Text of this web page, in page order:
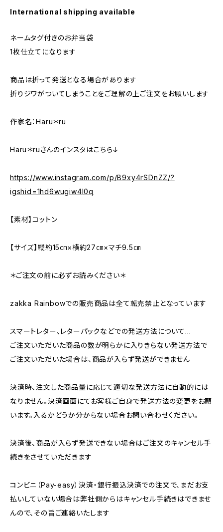
International shipping available
ネームタグ付きのお弁当袋
1枚仕立てになります
商品は折って発送となる場合があります
折りジワがついてしまうことをご理解の上ご注文をお願いします
作家名：Haru＊ru
Haru＊ruさんのインスタはこちら↓
https://www.instagram.com/p/B9xy4rSDnZZ/?
igshid=1hd6wugiw4l0q
【素材】コットン
【サイズ】縦約15㎝×横約27㎝×マチ9.5㎝
＊ご注文の前に必ずお読みください＊
zakka Rainbowでの販売商品は全て転売禁止となっています
スマートレター、レターパックなどでの発送方法について…
ご注文いただいた商品の数が明らかに入りきらない発送方法で
ご注文いただいた場合は、商品が入らず発送ができません
決済時、注文した商品量に応じて適切な発送方法に自動的には
なりません。決済画面にてお客様ご自身で発送方法の変更をお願
います。入るかどうか分からない場合お問い合わせください。
決済後、商品が入らず発送できない場合はご注文のキャンセル手
続きをさせていただきます
コンビニ（Pay-easy）決済・銀行振込決済での注文で、まだお支
払いしていない場合は弊社側からはキャンセル手続きはできませ
んので、その旨ご連絡いたします